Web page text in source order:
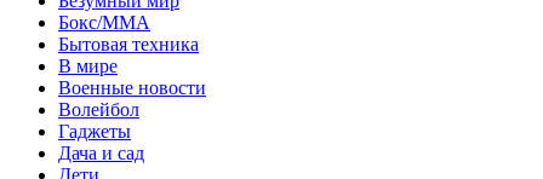
Бокс/MMA
Бытовая техника
В мире
Военные новости
Волейбол
Гаджеты
Дача и сад
Дети